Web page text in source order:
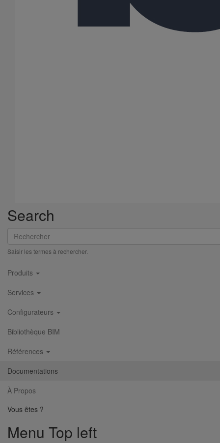
Search
Rechercher
Saisir les termes à rechercher.
Main
navigation
Produits
Services
Configurateurs
Bibliothèque BIM
Références
Documentations
À Propos
Vous êtes ?
Menu Top left